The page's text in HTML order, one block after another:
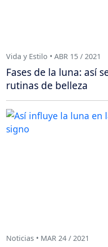
Vida y Estilo • ABR 15 / 2021
Fases de la luna: así
rutinas de belleza
Noticias • MAR 24 / 2021